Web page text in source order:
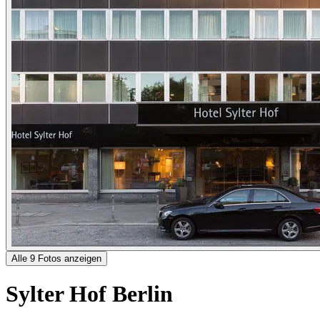
Alle 9 Fotos anzeigen
Sylter Hof Berlin